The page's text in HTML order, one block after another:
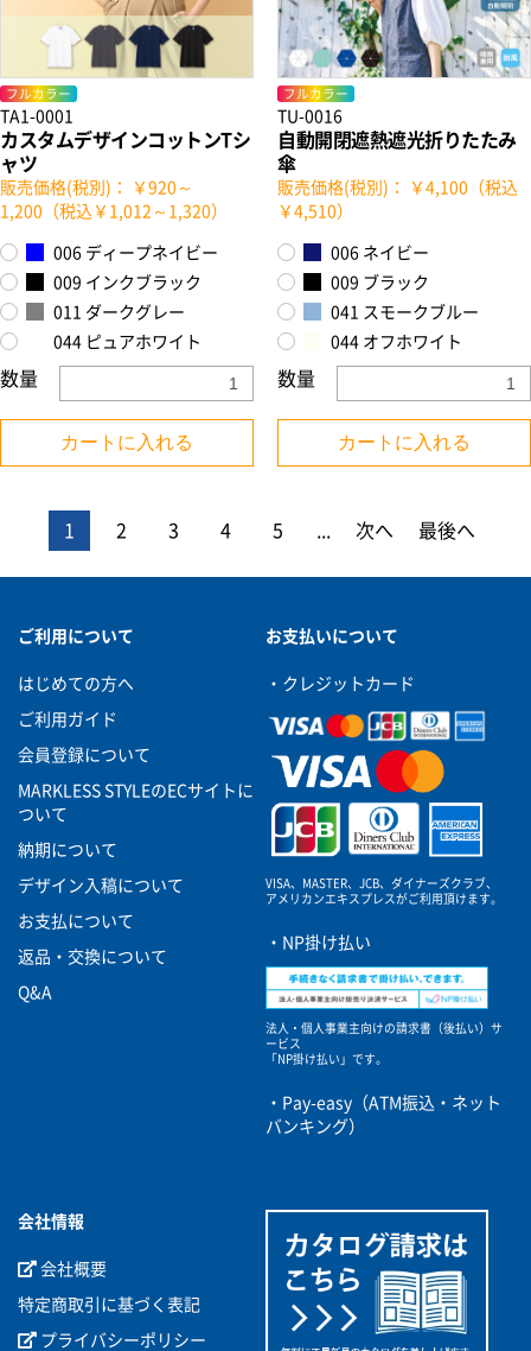
フルカラー
TA1-0001
カスタムデザインコットンTシ
ャツ
販売価格(税別)： ￥920～
1,200（税込￥1,012～1,320）
006 ディープネイビー
009 インクブラック
011 ダークグレー
044 ピュアホワイト
数量
カートに入れる
フルカラー
TU-0016
自動開閉遮熱遮光折りたたみ
傘
販売価格(税別)： ￥4,100（税込
￥4,510）
006 ネイビー
009 ブラック
041 スモークブルー
044 オフホワイト
数量
カートに入れる
1 2 3 4 5 次へ 最後へ
ご利用について
はじめての方へ
ご利用ガイド
会員登録について
MARKLESS STYLEのECサイトに
ついて
納期について
デザイン入稿について
お支払について
返品・交換について
Q&A
お支払いについて
・クレジットカード
VISA、MASTER、JCB、ダイナーズクラブ、
アメリカンエキスプレスがご利用頂けます。
・NP掛け払い
法人・個人事業主向けの請求書（後払い）サ
ービス
「NP掛け払い」です。
・Pay-easy（ATM振込・ネット
バンキング）
会社情報
会社概要
特定商取引に基づく表記
プライバシーポリシー